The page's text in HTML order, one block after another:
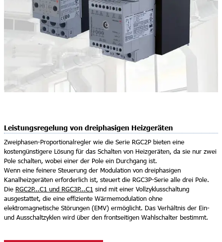
Leistungsregelung von dreiphasigen Heizgeräten
Zweiphasen-Proportionalregler wie die Serie RGC2P bieten eine
kostengünstigere Lösung für das Schalten von Heizgeräten, da sie nur zwei
Pole schalten, wobei einer der Pole ein Durchgang ist.
Wenn eine feinere Steuerung der Modulation von dreiphasigen
Kanalheizgeräten erforderlich ist, steuert die RGC3P-Serie alle drei Pole.
Die RGC2P...C1 und RGC3P...C1 sind mit einer Vollzyklusschaltung
ausgestattet, die eine effiziente Wärmemodulation ohne
elektromagnetische Störungen (EMV) ermöglicht. Das Verhältnis der Ein-
und Ausschaltzyklen wird über den frontseitigen Wahlschalter bestimmt.